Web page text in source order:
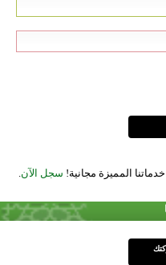
المميزة مجانية! سجل الآن.